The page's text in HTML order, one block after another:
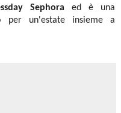
Sephora ed è una
per un'estate insieme a